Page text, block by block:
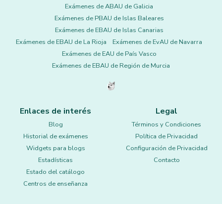
Exámenes de ABAU de Galicia
Exámenes de PBAU de Islas Baleares
Exámenes de EBAU de Islas Canarias
Exámenes de EBAU de La Rioja
Exámenes de EvAU de Navarra
Exámenes de EAU de País Vasco
Exámenes de EBAU de Región de Murcia
Enlaces de interés
Blog
Historial de exámenes
Widgets para blogs
Estadísticas
Estado del catálogo
Centros de enseñanza
Legal
Términos y Condiciones
Política de Privacidad
Configuración de Privacidad
Contacto